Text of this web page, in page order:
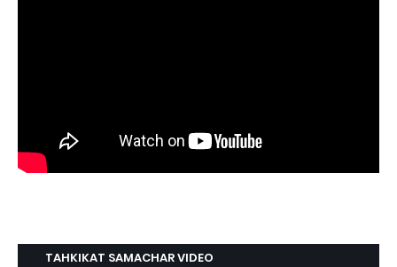
TAHKIKAT SAMACHAR VIDEO